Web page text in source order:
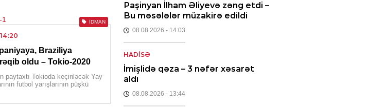
İDMAN
Braziliya
oldu – Tokio-2020
paytaxtı Tokioda keçiriləcək Yay
futbol yarışlarının püşkü
Paşinyan İlham Əliyevə zəng etdi –
Bu məsələlər müzakirə edildi
08.08.2026 - 14:03
HADISƏ
İmişlidə qəza – 3 nəfər xəsarət
aldı
08.08.2026 - 13:44